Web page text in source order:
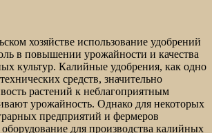
хозяйстве использование удобрений
в повышении урожайности и качества
культур. Калийные удобрения, как одно
средств, значительно
растений к неблагоприятным
урожайность. Однако для некоторых
предприятий и фермеров
для производства калийных